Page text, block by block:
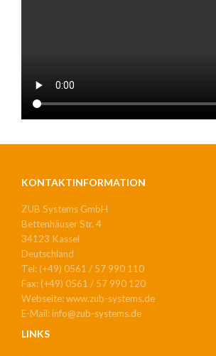
KONTAKTINFORMATION
ZUB Systems GmbH
Bettenhäuser Str. 4
34123 Kassel
Deutschland
Tel: (+49) 0561 / 57 990 110
Fax: (+49) 0561 / 57 990 120
Webseite: www.zub-systems.de
E-Mail: info@zub-systems.de
LINKS